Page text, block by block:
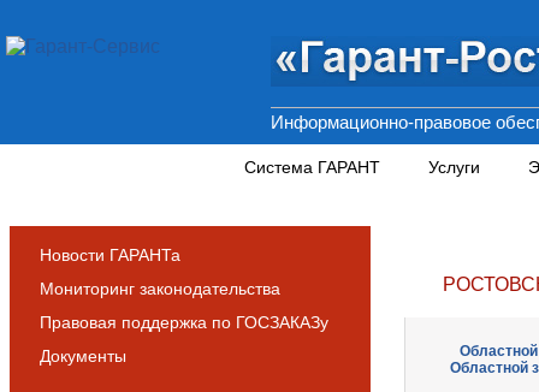
Информационно-правовое
Система ГАРАНТ Услуги
Новости ГАРАНТа
Мониторинг законодательства
Правовая поддержка по ГОСЗАКАЗу
Документы
Областной
Областной